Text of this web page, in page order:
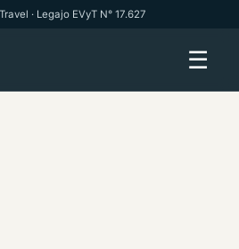
· Legajo EVyT N° 17.627
☰